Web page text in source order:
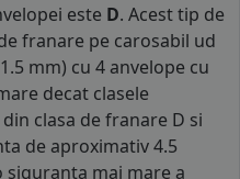
este D. Acest tip de
franare pe carosabil ud
mm) cu 4 anvelope cu
decat clasele
clasa de franare D si
de aproximativ 4.5
mai mare a